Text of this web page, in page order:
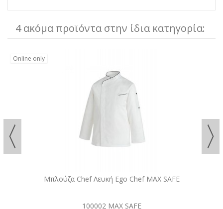
4 ακόμα προϊόντα στην ίδια κατηγορία:
Online only
Μπλούζα Chef Λευκή Ego Chef MAX SAFE
100002 MAX SAFE